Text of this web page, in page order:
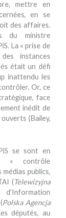
mettre en
en se
des affaires.
du ministre
La « prise de
instances
était un défi
inattendu les
Or, ce
face
inédit de
(Bailey,
se sont en
« contrôle
publics,
(Telewizyjna
Polska Agencja
députés, au